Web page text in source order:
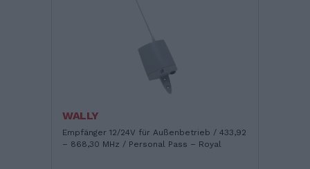
WALLY
Empfänger 12/24V für Außenbetrieb / 433,92
– 868,30 MHz / Personal Pass – Royal